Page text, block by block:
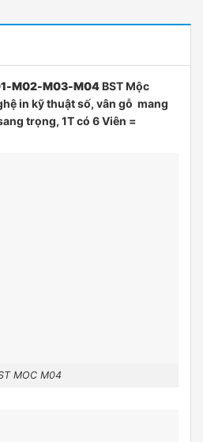
M02-M03-M04BST Mộc
in kỹ thuật số, vân gỗ mang
trọng, 1T có 6 Viên =
MOC M04